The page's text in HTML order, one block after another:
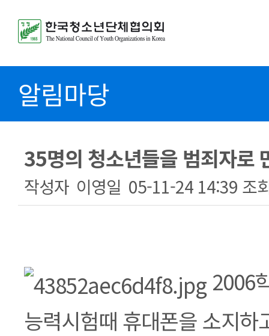
알림마당
35명의 청소년들을 범죄자로
작성자 이영일 05-11-24 14:39 조
본문
2006
능력시험때 휴대폰을 소지하